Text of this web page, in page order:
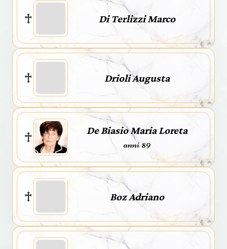
Di Terlizzi Marco
Drioli Augusta
De Biasio Maria Loreta
anni 89
Boz Adriano